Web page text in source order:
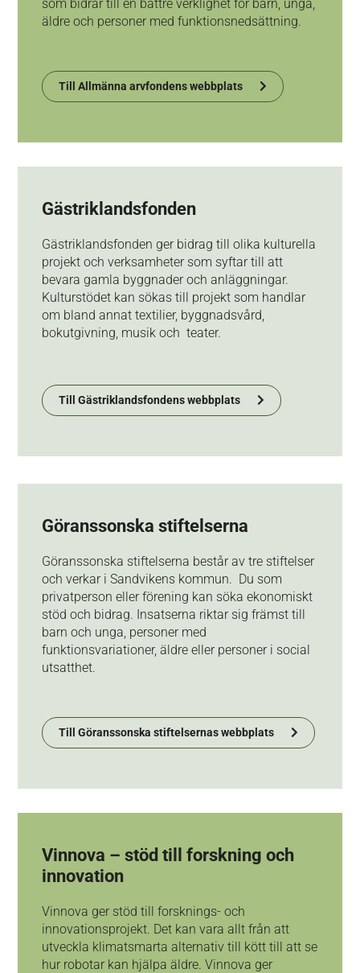
som bidrar till en bättre verklighet för barn, unga,
äldre och personer med funktionsnedsättning.
Till Allmänna arvfondens webbplats
Gästriklandsfonden
Gästriklandsfonden ger bidrag till olika kulturella
projekt och verksamheter som syftar till att
bevara gamla byggnader och anläggningar.
Kulturstödet kan sökas till projekt som handlar
om bland annat textilier, byggnadsvård,
bokutgivning, musik och teater.
Till Gästriklandsfondens webbplats
Göranssonska stiftelserna
Göranssonska stiftelserna består av tre stiftelser
och verkar i Sandvikens kommun. Du som
privatperson eller förening kan söka ekonomiskt
stöd och bidrag. Insatserna riktar sig främst till
barn och unga, personer med
funktionsvariationer, äldre eller personer i social
utsatthet.
Till Göranssonska stiftelsernas webbplats
Vinnova – stöd till forskning och
innovation
Vinnova ger stöd till forsknings- och
innovationsprojekt. Det kan vara allt från att
utveckla klimatsmarta alternativ till kött till att se
hur robotar kan hjälpa äldre. Vinnova ger